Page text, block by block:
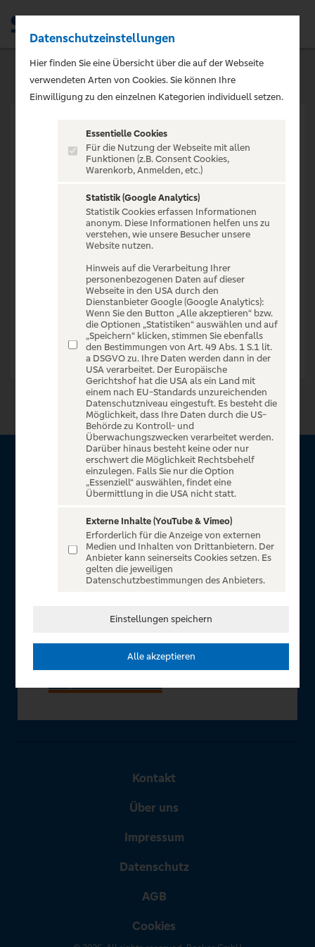
VERANSTALTUNG NICHT
GEFUNDEN
Zur Startseite
Über Sparda Entertain
Service für alle Kunden der Sparda-Banken. Auf unserem
einzigartigen Portal finden Sie Tickets für atemberaubende
Konzerte, Musicals und Shows, die Fußball-Bundesliga sowie
die Champions League und die Europa League.
In Zusammenarbeit mit
Kontakt
Über uns
Impressum
Datenschutz
AGB
Cookies
Datenschutzeinstellungen
Hier finden Sie eine Übersicht über die auf der Webseite
verwendeten Arten von Cookies. Sie können Ihre
Einwilligung zu den einzelnen Kategorien individuell setzen.
Essentielle Cookies
Für die Nutzung der Webseite mit allen
Funktionen (z.B. Consent Cookies,
Warenkorb, Anmelden, etc.)
Statistik (Google Analytics)
Statistik Cookies erfassen Informationen
anonym. Diese Informationen helfen uns zu
verstehen, wie unsere Besucher unsere
Website nutzen.
Hinweis auf die Verarbeitung Ihrer
personenbezogenen Daten auf dieser
Webseite in den USA durch den
Dienstanbieter Google (Google Analytics):
Wenn Sie den Button „Alle akzeptieren“ bzw.
die Optionen „Statistiken“ auswählen und auf
„Speichern“ klicken, stimmen Sie ebenfalls
den Bestimmungen von Art. 49 Abs. 1 S.1 lit.
a DSGVO zu. Ihre Daten werden dann in der
USA verarbeitet. Der Europäische
Gerichtshof hat die USA als ein Land mit
einem nach EU-Standards unzureichenden
Datenschutzniveau eingestuft. Es besteht die
Möglichkeit, dass Ihre Daten durch die US-
Behörde zu Kontroll- und
Überwachungszwecken verarbeitet werden.
Darüber hinaus besteht keine oder nur
erschwert die Möglichkeit Rechtsbehelf
einzulegen. Falls Sie nur die Option
„Essenziell“ auswählen, findet eine
Übermittlung in die USA nicht statt.
Externe Inhalte (YouTube & Vimeo)
Erforderlich für die Anzeige von externen
Medien und Inhalten von Drittanbietern. Der
Anbieter kann seinerseits Cookies setzen. Es
gelten die jeweiligen
Datenschutzbestimmungen des Anbieters.
Einstellungen speichern
Alle akzeptieren